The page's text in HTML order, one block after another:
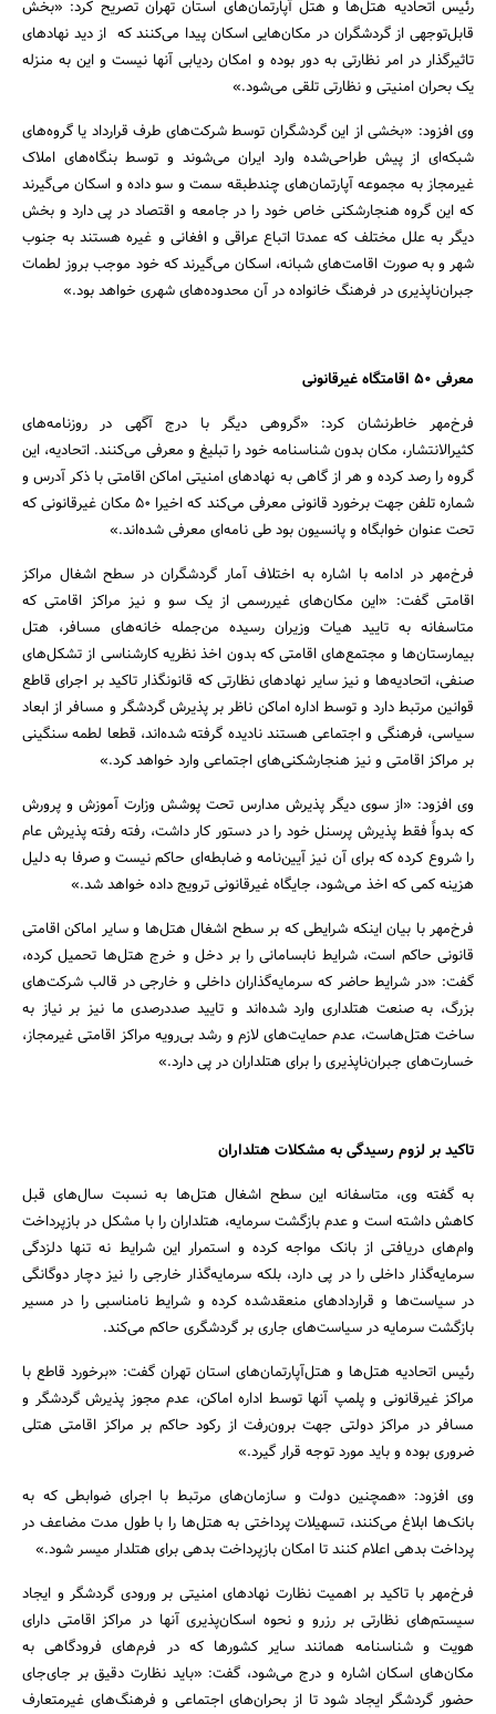
رئیس اتحادیه هتل‌ها و هتل آپارتمان‌های استان تهران تصریح کرد: «بخش
قابل‌توجهی از گردشگران در مکان‌هایی اسکان پیدا می‌کنند که از دید نهادهای
تاثیرگذار در امر نظارتی به دور بوده و امکان ردیابی آنها نیست و این به منزله
یک بحران امنیتی و نظارتی تلقی می‌شود.»
وی افزود: «بخشی از این گردشگران توسط شرکت‌های طرف قرارداد یا گروه‌های
شبکه‌ای از پیش طراحی‌شده وارد ایران می‌شوند و توسط بنگاه‌های املاک
غیرمجاز به مجموعه آپارتمان‌های چندطبقه سمت و سو داده و اسکان می‌گیرند
که این گروه هنجارشکنی خاص خود را در جامعه و اقتصاد در پی دارد و بخش
دیگر به علل مختلف که عمدتا اتباع عراقی و افغانی و غیره هستند به جنوب
شهر و به صورت اقامت‌های شبانه، اسکان می‌گیرند که خود موجب بروز لطمات
جبران‌ناپذیری در فرهنگ خانواده در آن محدوده‌های شهری خواهد بود.»
معرفی 50 اقامتگاه غیرقانونی
فرخ‌مهر خاطرنشان کرد: «گروهی دیگر با درج آگهی در روزنامه‌های
کثیرالانتشار، مکان بدون شناسنامه خود را تبلیغ و معرفی می‌کنند. اتحادیه، این
گروه را رصد کرده و هر از گاهی به نهادهای امنیتی اماکن اقامتی با ذکر آدرس و
شماره تلفن جهت برخورد قانونی معرفی می‌کند که اخیرا 50 مکان غیرقانونی که
تحت عنوان خوابگاه و پانسیون بود طی نامه‌ای معرفی شده‌اند.»
فرخ‌مهر در ادامه با اشاره به اختلاف آمار گردشگران در سطح اشغال مراکز
اقامتی گفت: «این مکان‌های غیررسمی از یک سو و نیز مراکز اقامتی که
متاسفانه به تایید هیات وزیران رسیده من‌جمله خانه‌های مسافر، هتل
بیمارستان‌ها و مجتمع‌های اقامتی که بدون اخذ نظریه کارشناسی از تشکل‌های
صنفی، اتحادیه‌ها و نیز سایر نهادهای نظارتی که قانونگذار تاکید بر اجرای قاطع
قوانین مرتبط دارد و توسط اداره اماکن ناظر بر پذیرش گردشگر و مسافر از ابعاد
سیاسی، فرهنگی و اجتماعی هستند نادیده گرفته شده‌اند، قطعا لطمه سنگینی
بر مراکز اقامتی و نیز هنجارشکنی‌های اجتماعی وارد خواهد کرد.»
وی افزود: «از سوی دیگر پذیرش مدارس تحت پوشش وزارت آموزش و پرورش
که بدواً فقط پذیرش پرسنل خود را در دستور کار داشت، رفته رفته پذیرش عام
را شروع کرده که برای آن نیز آیین‌نامه و ضابطه‌ای حاکم نیست و صرفا به دلیل
هزینه کمی که اخذ می‌شود، جایگاه غیرقانونی ترویج داده خواهد شد.»
فرخ‌مهر با بیان اینکه شرایطی که بر سطح اشغال هتل‌ها و سایر اماکن اقامتی
قانونی حاکم است، شرایط نابسامانی را بر دخل و خرج هتل‌ها تحمیل کرده،
گفت: «در شرایط حاضر که سرمایه‌گذاران داخلی و خارجی در قالب شرکت‌های
بزرگ، به صنعت هتلداری وارد شده‌اند و تایید صددرصدی ما نیز بر نیاز به
ساخت هتل‌هاست، عدم حمایت‌های لازم و رشد بی‌رویه مراکز اقامتی غیرمجاز،
خسارت‌های جبران‌ناپذیری را برای هتلداران در پی دارد.»
تاکید بر لزوم رسیدگی به مشکلات هتلداران
به گفته وی، متاسفانه این سطح اشغال هتل‌ها به نسبت سال‌های قبل
کاهش داشته است و عدم بازگشت سرمایه، هتلداران را با مشکل در بازپرداخت
وام‌های دریافتی از بانک مواجه کرده و استمرار این شرایط نه تنها دلزدگی
سرمایه‌گذار داخلی را در پی دارد، بلکه سرمایه‌گذار خارجی را نیز دچار دوگانگی
در سیاست‌ها و قراردادهای منعقدشده کرده و شرایط نامناسبی را در مسیر
بازگشت سرمایه در سیاست‌های جاری بر گردشگری حاکم می‌کند.
رئیس اتحادیه هتل‌ها و هتل‌آپارتمان‌های استان تهران گفت: «برخورد قاطع با
مراکز غیرقانونی و پلمپ آنها توسط اداره اماکن، عدم مجوز پذیرش گردشگر و
مسافر در مراکز دولتی جهت برون‌رفت از رکود حاکم بر مراکز اقامتی هتلی
ضروری بوده و باید مورد توجه قرار گیرد.»
وی افزود: «همچنین دولت و سازمان‌های مرتبط با اجرای ضوابطی که به
بانک‌ها ابلاغ می‌کنند، تسهیلات پرداختی به هتل‌ها را با طول مدت مضاعف در
پرداخت بدهی اعلام کنند تا امکان بازپرداخت بدهی برای هتلدار میسر شود.»
فرخ‌مهر با تاکید بر اهمیت نظارت نهادهای امنیتی بر ورودی گردشگر و ایجاد
سیستم‌های نظارتی بر رزرو و نحوه اسکان‌پذیری آنها در مراکز اقامتی دارای
هویت و شناسنامه همانند سایر کشورها که در فرم‌های فرودگاهی به
مکان‌های اسکان اشاره و درج می‌شود، گفت: «باید نظارت دقیق بر جای‌جای
حضور گردشگر ایجاد شود تا از بحران‌های اجتماعی و فرهنگ‌های غیرمتعارف